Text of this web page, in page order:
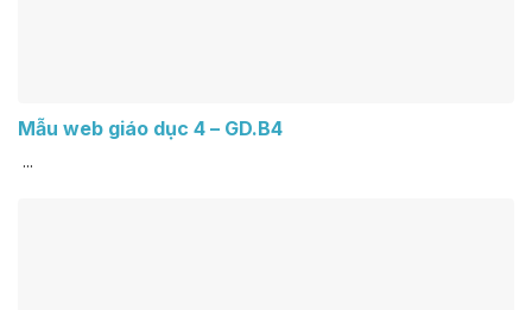
Mẫu web giáo dục 4 – GD.B4
...